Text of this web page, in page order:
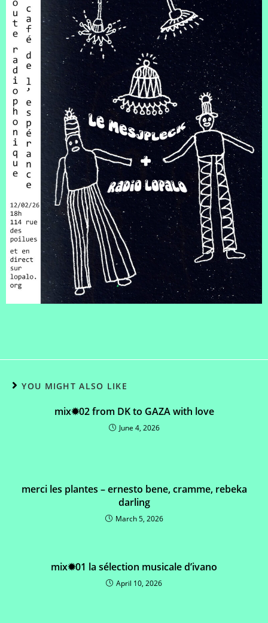
YOU MIGHT ALSO LIKE
mix✹02 from DK to GAZA with love
June 4, 2026
merci les plantes – ernesto bene, cramme, rebeka
darling
March 5, 2026
mix✹01 la sélection musicale d’ivano
April 10, 2026